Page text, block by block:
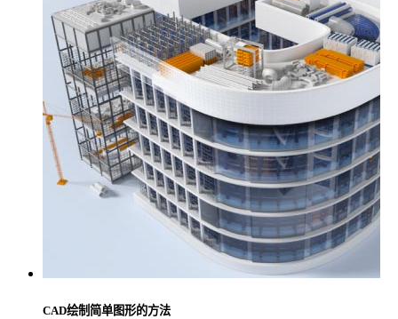
CAD绘制简单图形的方法